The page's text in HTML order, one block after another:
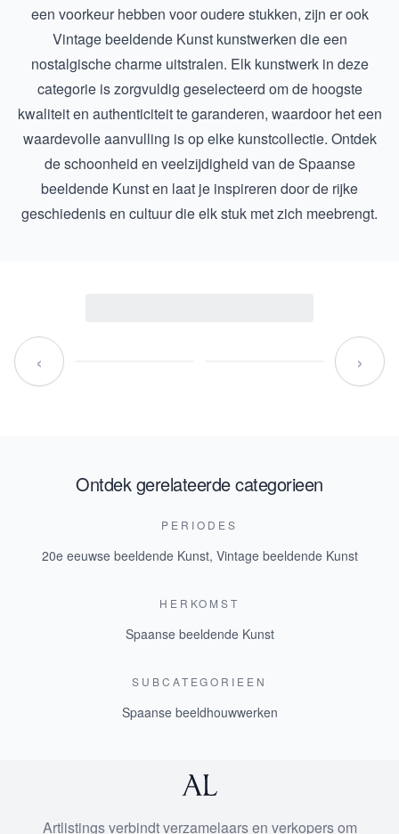
een voorkeur hebben voor oudere stukken, zijn er ook
Vintage beeldende Kunstkunstwerken die een
nostalgische charme uitstralen. Elk kunstwerk in deze
categorie is zorgvuldig geselecteerd om de hoogste
kwaliteit en authenticiteit te garanderen, waardoor het een
waardevolle aanvulling is op elke kunstcollectie. Ontdek
de schoonheid en veelzijdigheid van de Spaanse
beeldende Kunst en laat je inspireren door de rijke
geschiedenis en cultuur die elk stuk met zich meebrengt.
‹ ›
Ontdek gerelateerde categorieen
PERIODES
20e eeuwse beeldende Kunst, Vintage beeldende Kunst
HERKOMST
Spaanse beeldende Kunst
SUBCATEGORIEEN
Spaanse beeldhouwwerken
Artlistings verbindt verzamelaars en verkopers om